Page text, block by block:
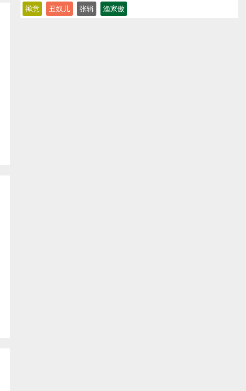
禅意 丑奴儿 张辑 渔家傲